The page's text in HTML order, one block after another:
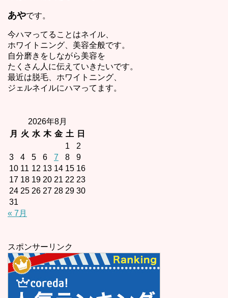
あやです。
今ハマってることはネイル、
ホワイトニング、美容全般です。
自分磨きをしながら美容を
たくさん人に伝えていきたいです。
最近は脱毛、ホワイトニング、
ジェルネイルにハマってます。
2026年8月
月
火 水 木 金 土
日
1
2
3
4 5 6 7 8
9
10 11 12 13 14 15 16
17 18 19 20 21 22 23
24 25 26 27 28 29 30
31
« 7月
スポンサーリンク